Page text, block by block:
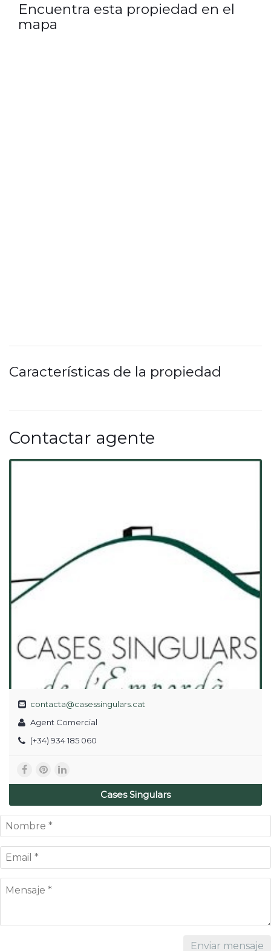
Encuentra esta propiedad en el
mapa
Características de la propiedad
Contactar agente
contacta@casessingulars.cat
Agent Comercial
(+34) 934 185 060
Cases Singulars
Enviar mensaje